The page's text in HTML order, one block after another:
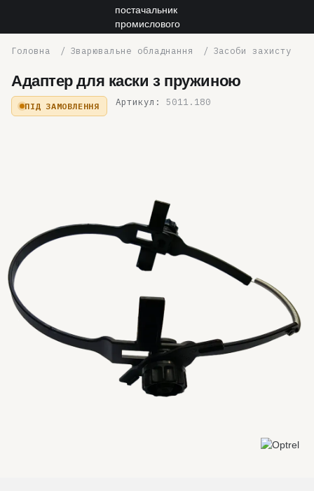
Зварювальне обладнання Засоби захисту
Адаптер для каски з пружиною
ПІД ЗАМОВЛЕННЯ Артикул: 5011.180